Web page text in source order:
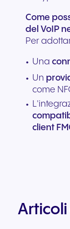
Come
del VoIP
Per
Una
Un
come
client